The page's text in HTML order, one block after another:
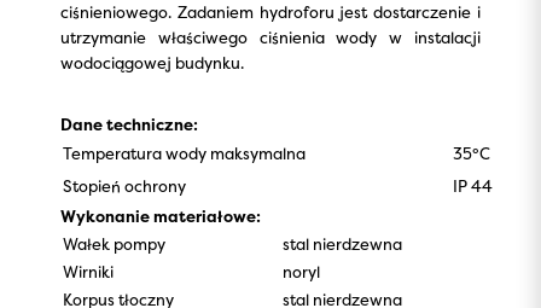
ciśnieniowego. Zadaniem hydroforu jest dostarczenie i
utrzymanie właściwego ciśnienia wody w instalacji
wodociągowej budynku.
Dane techniczne:
Temperatura wody maksymalna
35°C
Stopień ochrony
IP 44
Wykonanie materiałowe:
Wałek pompy
stal nierdzewna
Wirniki
noryl
Korpus tłoczny
stal nierdzewna